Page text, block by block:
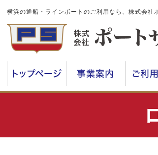
横浜の通船・ラインボートのご利用なら、株式会社
トップページ 事業案内 ご利